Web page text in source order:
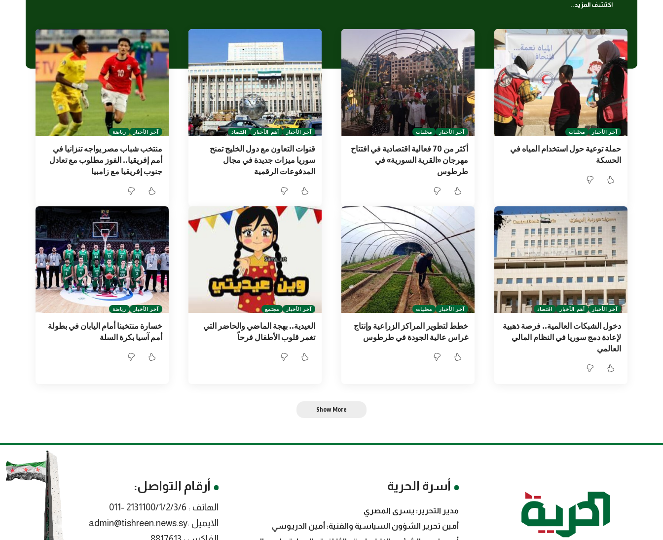
اكتشف المزيد..
آخر الأخبار محليات
حملة توعية حول استخدام المياه في
الحسكة
آخر الأخبار محليات
أكثر من 70 فعالية اقتصادية في افتتاح
مهرجان «القرية السورية» في
طرطوس
آخر الأخبار أهم الأخبار اقتصاد
قنوات التعاون مع دول الخليج تمنح
سوريا ميزات جديدة في مجال
المدفوعات الرقمية
آخر الأخبار رياضة
منتخب شباب مصر يواجه تنزانيا في
أمم إفريقيا.. الفوز مطلوب مع تعادل
جنوب إفريقيا مع زامبيا
آخر الأخبار أهم الأخبار اقتصاد
دخول الشبكات العالمية.. فرصة ذهبية
لإعادة دمج سوريا في النظام المالي
العالمي
آخر الأخبار محليات
خطط لتطوير المراكز الزراعية وإنتاج
غراس عالية الجودة في طرطوس
آخر الأخبار مجتمع
العيدية.. بهجة الماضي والحاضر التي
تغمر قلوب الأطفال فرحاً
آخر الأخبار رياضة
خسارة منتخبنا أمام اليابان في بطولة
أمم آسيا بكرة السلة
Show More
أسرة الحرية
مدير التحرير: يسرى المصري
أمين تحرير الشؤون السياسية والفنية: أمين الدريوسي
أرقام التواصل:
الهاتف : 2131100/1/2/3/6 -011
الايميل :admin@tishreen.news.sy